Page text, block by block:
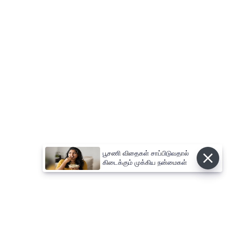
பூசணி விதைகள் சாப்பிடுவதால்
கிடைக்கும் முக்கிய நன்மைகள்